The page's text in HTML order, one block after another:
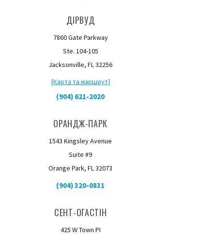
ДІРВУД
7860 Gate Parkway
Ste. 104-105
Jacksonville, FL 32256
[Карта та маршрут]
(904) 621-2020
ОРАНДЖ-ПАРК
1543 Kingsley Avenue
Suite #9
Orange Park, FL 32073
(904) 320-0831
СЕНТ-ОГАСТІН
425 W Town PI